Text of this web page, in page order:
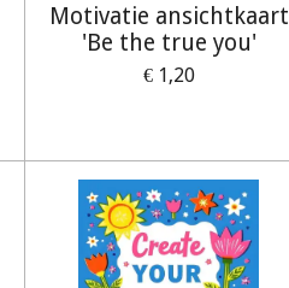
Motivatie ansichtkaart
'Be the true you'
€ 1,20